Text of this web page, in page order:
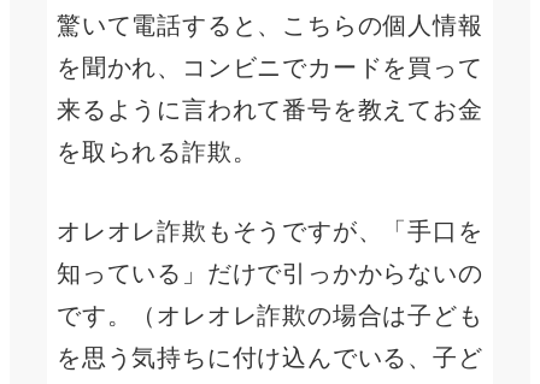
驚いて電話すると、こちらの個人情報
を聞かれ、コンビニでカードを買って
来るように言われて番号を教えてお金
を取られる詐欺。
オレオレ詐欺もそうですが、「手口を
知っている」だけで引っかからないの
です。（オレオレ詐欺の場合は子ども
を思う気持ちに付け込んでいる、子ど